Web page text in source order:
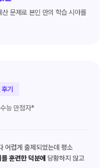
문제로 본인 만의 학습 시야를
기
능 만점자*
어렵게 출제되었는데 평소
훈련한 덕분에 당황하지 않고